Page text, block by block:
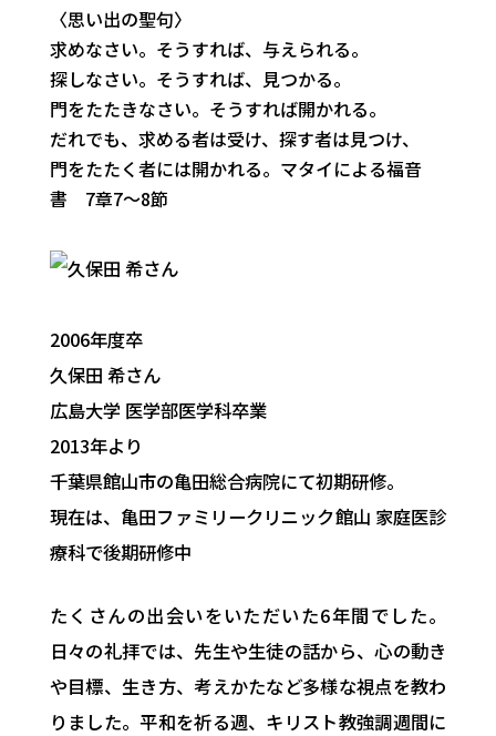
〈思い出の聖句〉
求めなさい。そうすれば、与えられる。
探しなさい。そうすれば、見つかる。
門をたたきなさい。そうすれば開かれる。
だれでも、求める者は受け、探す者は見つけ、
門をたたく者には開かれる。 マタイによる福音
書 7章7～8節
2006年度卒
久保田 希さん
広島大学 医学部医学科卒業
2013年より
千葉県館山市の亀田総合病院にて初期研修。
現在は、亀田ファミリークリニック館山 家庭医診
療科で後期研修中
たくさんの出会いをいただいた6年間でした。
日々の礼拝では、先生や生徒の話から、心の動き
や目標、生き方、考えかたなど多様な視点を教わ
りました。平和を祈る週、キリスト教強調週間に